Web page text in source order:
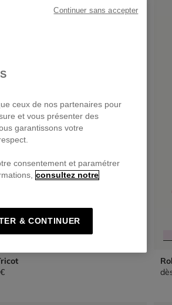
ceux de nos partenaires pour
et vous présenter des
garantissons votre
consentement et paramétrer
consultez notre
& CONTINUER
Continuer sans accepter